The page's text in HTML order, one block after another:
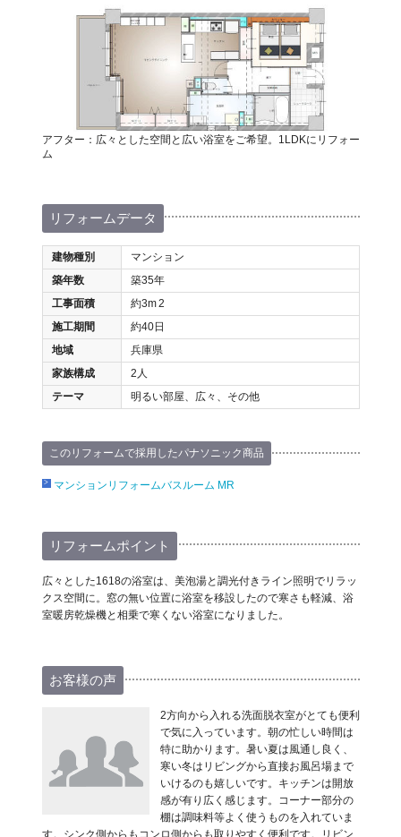
アフター：広々とした空間と広い浴室をご希望。1LDKにリフォー
ム
リフォームデータ
建物種別
マンション
築年数
築35年
工事面積
約3m2
施工期間
約40日
地域
兵庫県
家族構成
2人
テーマ
明るい部屋、広々、その他
このリフォームで採用したパナソニック商品
マンションリフォームバスルーム MR
リフォームポイント
広々とした1618の浴室は、美泡湯と調光付きライン照明でリラッ
クス空間に。窓の無い位置に浴室を移設したので寒さも軽減、浴
室暖房乾燥機と相乗で寒くない浴室になりました。
お客様の声
2方向から入れる洗面脱衣室がとても便利
で気に入っています。朝の忙しい時間は
特に助かります。暑い夏は風通し良く、
寒い冬はリビングから直接お風呂場まで
いけるのも嬉しいです。キッチンは開放
感が有り広く感じます。コーナー部分の
棚は調味料等よく使うものを入れていま
す。シンク側からもコンロ側からも取りやすく便利です。リビン